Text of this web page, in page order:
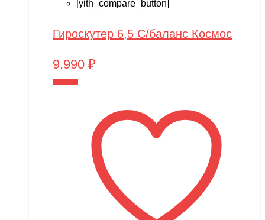
[yith_compare_button]
Гироскутер 6,5 С/баланс Космос
9,990 ₽